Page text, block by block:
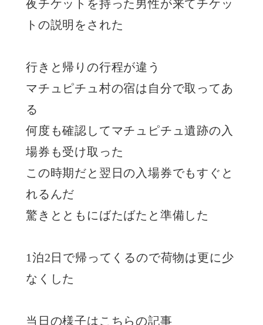
夜チケットを持った男性が来てチケッ
トの説明をされた
行きと帰りの行程が違う
マチュピチュ村の宿は自分で取ってあ
る
何度も確認してマチュピチュ遺跡の入
場券も受け取った
この時期だと翌日の入場券でもすぐと
れるんだ
驚きとともにばたばたと準備した
1泊2日で帰ってくるので荷物は更に少
なくした
当日の様子はこちらの記事